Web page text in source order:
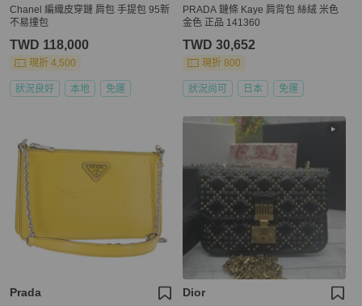
Chanel 編織皮穿鏈 肩包 手提包 95新
不易撞包
TWD 118,000
現折 4,500
狀況良好 本地 免運
PRADA 鏈條 Kaye 肩背包 絲絨 米色
金色 正品 141360
TWD 30,652
現折 800
狀況尚可 日本 免運
Prada Dior